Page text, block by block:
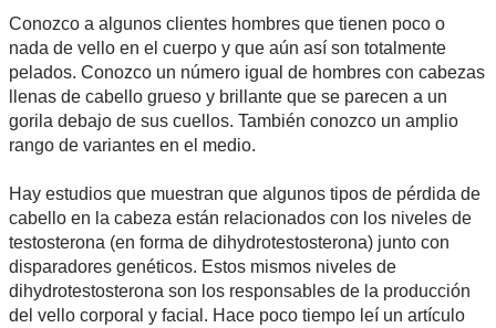
Conozco a algunos clientes hombres que tienen poco o
nada de vello en el cuerpo y que aún así son totalmente
pelados. Conozco un número igual de hombres con cabezas
llenas de cabello grueso y brillante que se parecen a un
gorila debajo de sus cuellos. También conozco un amplio
rango de variantes en el medio.
Hay estudios que muestran que algunos tipos de pérdida de
cabello en la cabeza están relacionados con los niveles de
testosterona (en forma de dihydrotestosterona) junto con
disparadores genéticos. Estos mismos niveles de
dihydrotestosterona son los responsables de la producción
del vello corporal y facial. Hace poco tiempo leí un artículo